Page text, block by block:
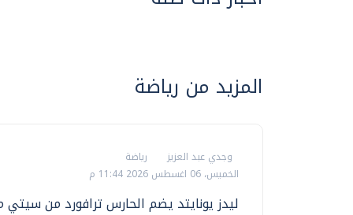
المزيد من رياضة
وجدي عبد العزيز
رياضة
الخميس، 06 اغسطس 2026 11:44 م
ليدز يونايتد يضم الحارس ترافورد من سيتي